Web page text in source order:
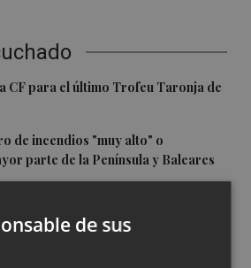
CF para el último Trofeu Taronja de
de incendios "muy alto" o
parte de la Península y Baleares
Liga”
de sus